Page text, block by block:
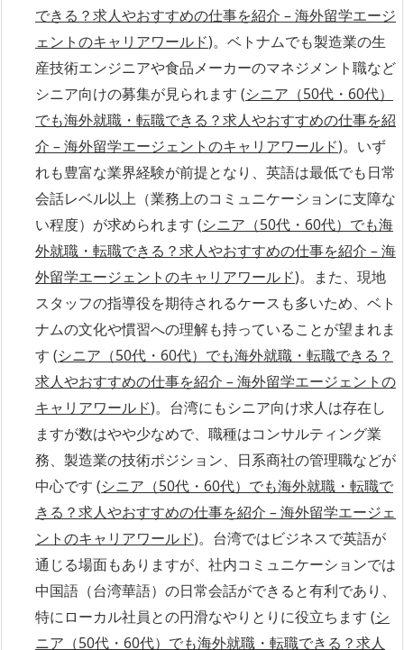
できる？求人やおすすめの仕事を紹介 – 海外留学エージ
ェントのキャリアワールド)。ベトナムでも製造業の生
産技術エンジニアや食品メーカーのマネジメント職など
シニア向けの募集が見られます (シニア（50代・60代）
でも海外就職・転職できる？求人やおすすめの仕事を紹
介 – 海外留学エージェントのキャリアワールド)。いず
れも豊富な業界経験が前提となり、英語は最低でも日常
会話レベル以上（業務上のコミュニケーションに支障な
い程度）が求められます (シニア（50代・60代）でも海
外就職・転職できる？求人やおすすめの仕事を紹介 – 海
外留学エージェントのキャリアワールド)。また、現地
スタッフの指導役を期待されるケースも多いため、ベト
ナムの文化や慣習への理解も持っていることが望まれま
す (シニア（50代・60代）でも海外就職・転職できる？
求人やおすすめの仕事を紹介 – 海外留学エージェントの
キャリアワールド)。台湾にもシニア向け求人は存在し
ますが数はやや少なめで、職種はコンサルティング業
務、製造業の技術ポジション、日系商社の管理職などが
中心です (シニア（50代・60代）でも海外就職・転職で
きる？求人やおすすめの仕事を紹介 – 海外留学エージェ
ントのキャリアワールド)。台湾ではビジネスで英語が
通じる場面もありますが、社内コミュニケーションでは
中国語（台湾華語）の日常会話ができると有利であり、
特にローカル社員との円滑なやりとりに役立ちます (シ
ニア（50代・60代）でも海外就職・転職できる？求人